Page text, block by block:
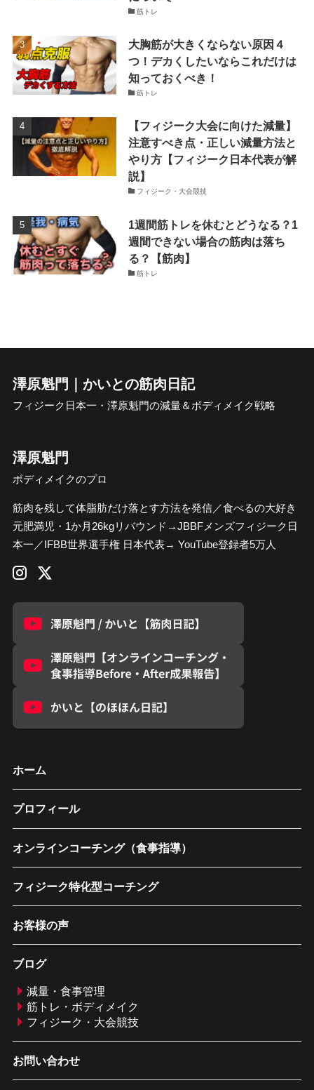
筋トレ
大胸筋が大きくならない原因４
つ！デカくしたいならこれだけは
知っておくべき！
筋トレ
【フィジーク大会に向けた減量】
注意すべき点・正しい減量方法と
やり方【フィジーク日本代表が解
説】
フィジーク・大会競技
1週間筋トレを休むとどうなる？1
週間できない場合の筋肉は落ち
る？【筋肉】
筋トレ
澤原魁門｜かいとの筋肉日記
フィジーク日本一・澤原魁門の減量＆ボディメイク戦略
澤原魁門
ボディメイクのプロ
筋肉を残して体脂肪だけ落とす方法を発信／食べるの大好き
元肥満児・1か月26kgリバウンド→JBBFメンズフィジーク日
本一／IFBB世界選手権 日本代表→ YouTube登録者5万人
ホーム
プロフィール
オンラインコーチング（食事指導）
フィジーク特化型コーチング
お客様の声
ブログ
減量・食事管理
筋トレ・ボディメイク
フィジーク・大会競技
お問い合わせ